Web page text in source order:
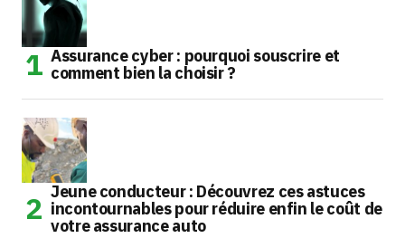
Assurance cyber : pourquoi souscrire et
comment bien la choisir ?
Jeune conducteur : Découvrez ces astuces
incontournables pour réduire enfin le coût de
votre assurance auto